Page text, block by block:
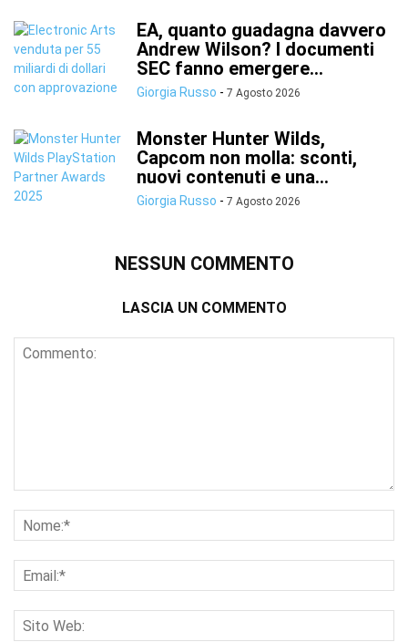
EA, quanto guadagna davvero
Andrew Wilson? I documenti
SEC fanno emergere...
Giorgia Russo - 7 Agosto 2026
Monster Hunter Wilds,
Capcom non molla: sconti,
nuovi contenuti e una...
Giorgia Russo - 7 Agosto 2026
NESSUN COMMENTO
LASCIA UN COMMENTO